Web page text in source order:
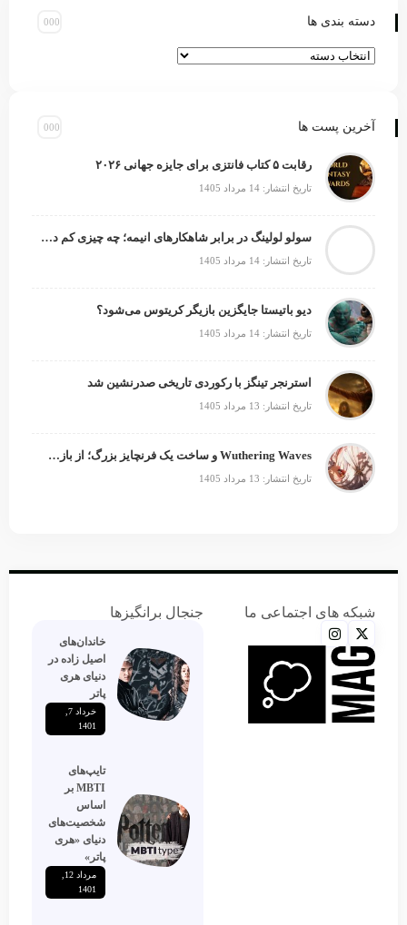
دسته بندی ها
آخرین پست ها
رقابت ۵ کتاب فانتزی برای جایزه جهانی ۲۰۲۶
تاریخ انتشار: 14 مرداد 1405
سولو لولینگ در برابر شاهکارهای انیمه؛ چه چیزی کم دارد؟
تاریخ انتشار: 14 مرداد 1405
دیو باتیستا جایگزین بازیگر کریتوس می‌شود؟
تاریخ انتشار: 14 مرداد 1405
استرنجر تینگز با رکوردی تاریخی صدرنشین شد
تاریخ انتشار: 13 مرداد 1405
Wuthering Waves و ساخت یک فرنچایز بزرگ؛ از بازی تا انیمه
تاریخ انتشار: 13 مرداد 1405
شبکه های اجتماعی ما جنجال برانگیزها
خاندان‌های
اصیل زاده‌ در
دنیای هری
پاتر
خرداد 7,
1401
تایپ‌های
MBTI بر
اساس
شخصیت‌های
دنیای «هری
پاتر»
مرداد 12,
1401